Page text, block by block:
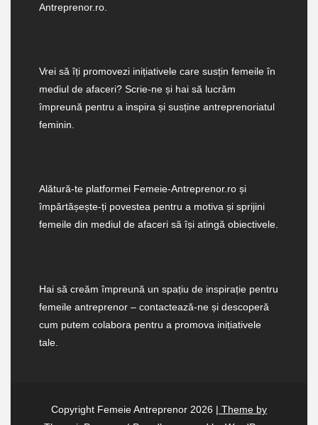
Antreprenor.ro.
Vrei să îți promovezi inițiativele care susțin femeile în
mediul de afaceri? Scrie-ne și hai să lucrăm
împreună pentru a inspira și susține antreprenoriatul
feminin.
Alătură-te platformei Femeie-Antreprenor.ro și
împărtășește-ți povestea pentru a motiva și sprijini
femeile din mediul de afaceri să își atingă obiectivele.
Hai să creăm împreună un spațiu de inspirație pentru
femeile antreprenor – contactează-ne și descoperă
cum putem colabora pentru a promova inițiativele
tale.
Copyright Femeie Antreprenor 2026 | Theme by